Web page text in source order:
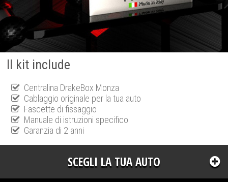
Il kit include
Centralina DrakeBox Monza
Cablaggio originale per la tua auto
Fascette di fissaggio
Manuale di istruzioni specifico
Garanzia di 2 anni
SCEGLI LA TUA AUTO